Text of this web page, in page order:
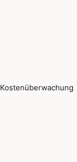
Kostenüberwachung